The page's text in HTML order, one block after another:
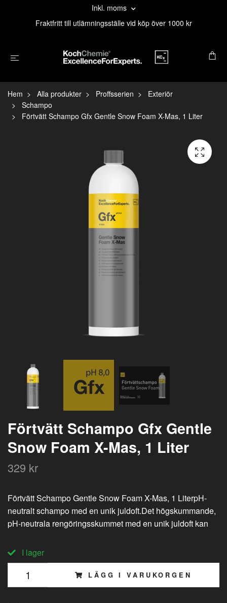
Inkl. moms
Fraktfritt till utlämningsställe vid köp över 1000 kr
Hem Alla produkter Proffsserien
Exteriör
Schampo
Förtvätt Schampo Gfx Gentle Snow Foam X-Mas, 1 Liter
Förtvätt Schampo Gfx Gentle
Snow Foam X-Mas, 1 Liter
329 kr
Förtvätt Schampo Gentle Snow Foam X-Mas, 1 LiterpH-
neutralt schampo med en unik juldoft.Det högskummande,
pH-neutrala rengöringsskummet med en unik juldoft kan
I lager
LÄGG I VARUKORGEN